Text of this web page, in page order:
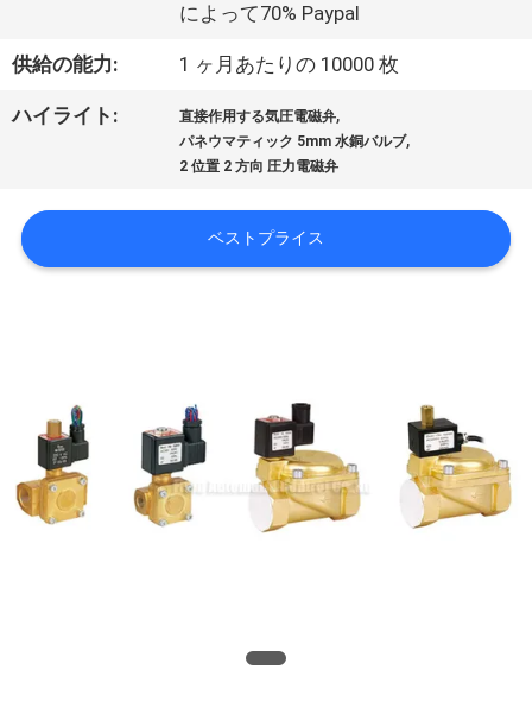
つ
工
場
質
によって70% Paypal
供給の能力: 1 ヶ月あたりの 10000 枚
ハイライト: 直接作用する気圧電磁弁,
パネウマティック 5mm 水銅バルブ,
2 位置 2 方向 圧力電磁弁
ベストプライス